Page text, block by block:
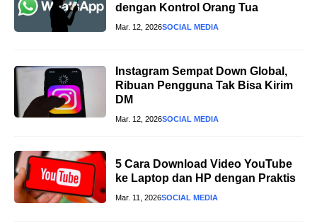
dengan Kontrol Orang Tua
Mar. 12, 2026SOCIAL MEDIA
Instagram Sempat Down Global,
Ribuan Pengguna Tak Bisa Kirim
DM
Mar. 12, 2026SOCIAL MEDIA
5 Cara Download Video YouTube
ke Laptop dan HP dengan Praktis
Mar. 11, 2026SOCIAL MEDIA